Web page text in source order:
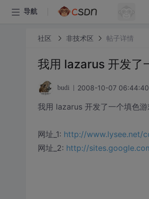
导航
社区 非技术区 帖子详情
我用 lazarus 开发了
budi 2008-10-07 06:44:40
我用 lazarus 开发了一个填色
网址_1: http://www.lysee.net/
网址_2: http://